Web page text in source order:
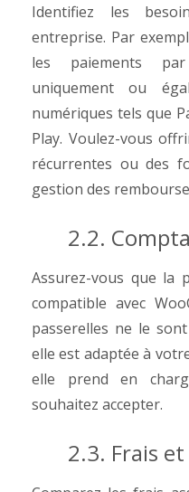
Identifiez les
entreprise. Par
les paiements
uniquement ou
numériques tels que
Play. Voulez-vous
récurrentes ou des
gestion des
2.2.
Assurez-vous que la
compatible avec
passerelles ne le
elle est adaptée à
elle prend en
souhaitez accepter.
2.3. Frais